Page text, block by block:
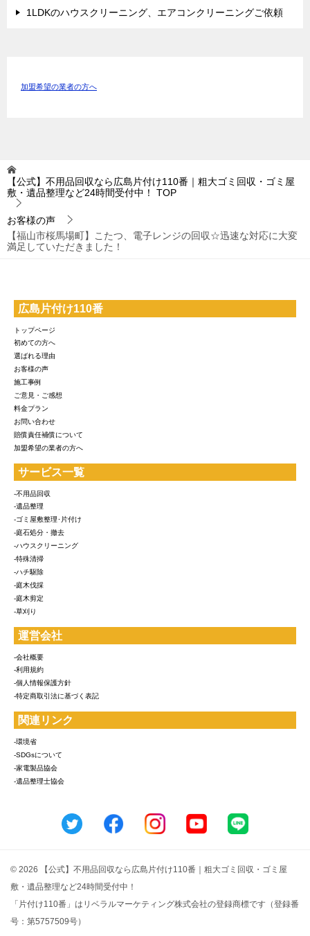
1LDKのハウスクリーニング、エアコンクリーニングご依頼
加盟希望の業者の方へ
【公式】不用品回収なら広島片付け110番｜粗大ゴミ回収・ゴミ屋
敷・遺品整理など24時間受付中！
TOP
お客様の声
【福山市桜馬場町】こたつ、電子レンジの回収☆迅速な対応に大変
満足していただきました！
広島片付け110番
トップページ
初めての方へ
選ばれる理由
お客様の声
施工事例
ご意見・ご感想
料金プラン
お問い合わせ
賠償責任補償について
加盟希望の業者の方へ
サービス一覧
-不用品回収
-遺品整理
-ゴミ屋敷整理･片付け
-庭石処分・撤去
-ハウスクリーニング
-特殊清掃
-ハチ駆除
-庭木伐採
-庭木剪定
-草刈り
運営会社
-会社概要
-利用規約
-個人情報保護方針
-特定商取引法に基づく表記
関連リンク
-環境省
-SDGsについて
-家電製品協会
-遺品整理士協会
© 2026 【公式】不用品回収なら広島片付け110番｜粗大ゴミ回収・ゴミ屋
敷・遺品整理など24時間受付中！
「片付け110番」はリベラルマーケティング株式会社の登録商標です（登録番
号：第5757509号）